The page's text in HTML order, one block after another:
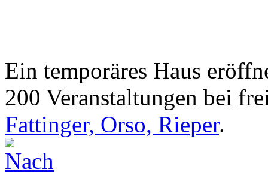
Ein temporäres Haus
200 Veranstaltungen bei
Fattinger, Orso, Rieper.